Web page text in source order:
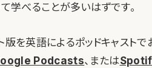
学べることが多いはずです。
版を英語によるポッドキャストで
Podcasts、または